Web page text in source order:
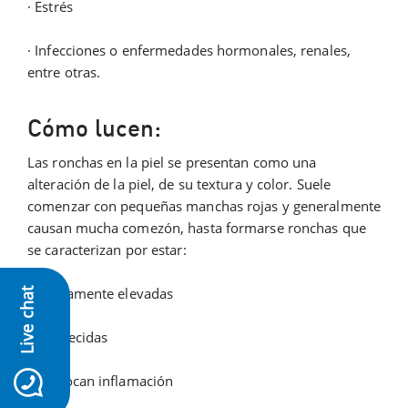
Live chat
· Estrés
· Infecciones o enfermedades hormonales, renales,
entre otras.
Cómo lucen:
Las ronchas en la piel se presentan como una
alteración de la piel, de su textura y color. Suele
comenzar con pequeñas manchas rojas y generalmente
causan mucha comezón, hasta formarse ronchas que
se caracterizan por estar:
· Ligeramente elevadas
· Enrojecidas
· Provocan inflamación